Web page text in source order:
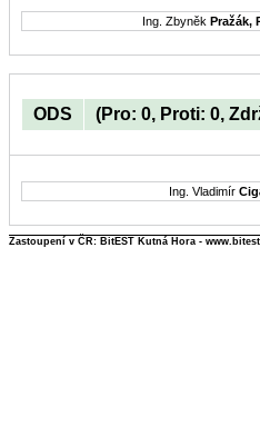
Ing. Zbyněk Pražák,
ODS (Pro: 0, Proti: 0,
Ing. Vladimír
Zastoupení v ČR: BitEST Kutná Hora -